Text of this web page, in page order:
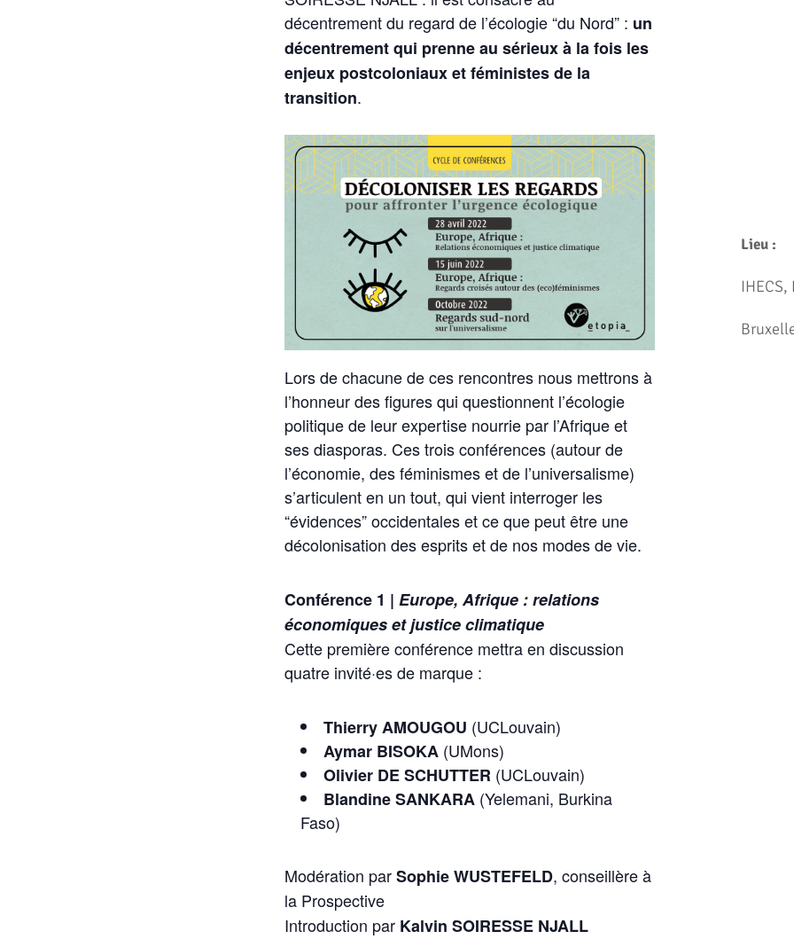
décentrement du regard de l’écologie “du Nord” : un
décentrement qui prenne au sérieux à la fois les
enjeux postcoloniaux et féministes de la
transition.
Lors de chacune de ces rencontres nous mettrons à
l’honneur des figures qui questionnent l’écologie
politique de leur expertise nourrie par l’Afrique et
ses diasporas. Ces trois conférences (autour de
l’économie, des féminismes et de l’universalisme)
s’articulent en un tout, qui vient interroger les
“évidences” occidentales et ce que peut être une
décolonisation des esprits et de nos modes de vie.
Conférence 1 |Europe, Afrique : relations
économiques et justice climatique
Cette première conférence mettra en discussion
quatre invité·es de marque :
Thierry AMOUGOU (UCLouvain)
Aymar BISOKA (UMons)
Olivier DE SCHUTTER (UCLouvain)
Blandine SANKARA (Yelemani, Burkina
Faso)
Modération parSophie WUSTEFELD, conseillère à
la Prospective
Introduction par Kalvin SOIRESSE NJALL
Lieu :